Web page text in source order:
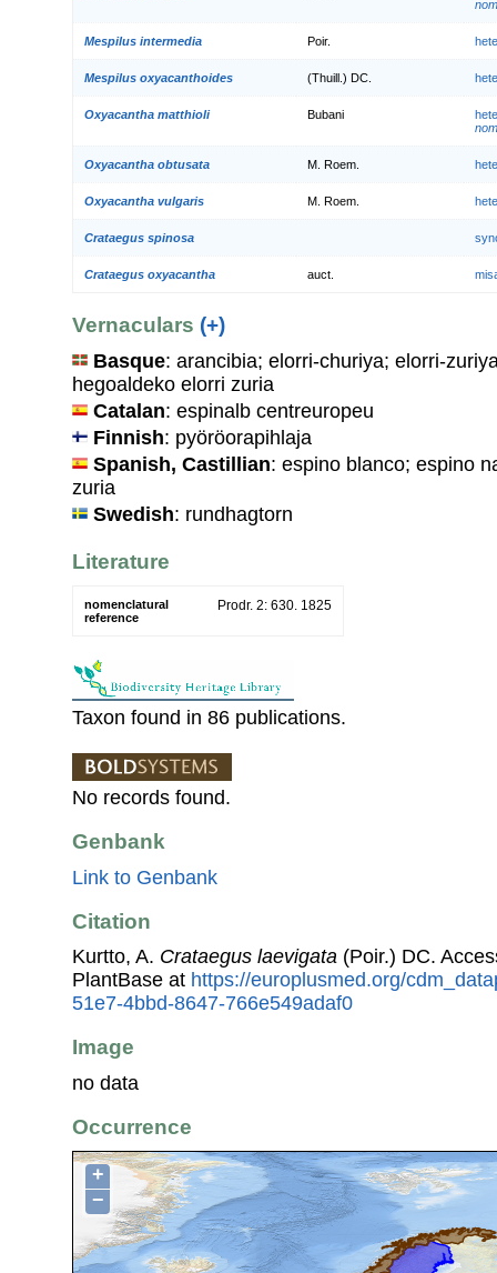
Mespilus intermedia Poir.
Mespilus oxyacanthoides (Thuill.) DC.
Oxyacantha matthioli Bubani
Oxyacantha obtusata M. Roem.
Oxyacantha vulgaris M. Roem.
Crataegus spinosa
Crataegus oxyacantha auct.
Vernaculars (+)
Basque: arancibia; elorri-churiya; elorri-
hegoaldeko elorri zuria
Catalan: espinalb centreuropeu
Finnish: pyöröorapihlaja
Spanish, Castillian: espino blanco; espino
zuria
Swedish: rundhagtorn
Literature
nomenclatural
reference
Prodr. 2: 630. 1825
Taxon found in 86 publications.
No records found.
Genbank
Link to Genbank
Citation
Kurtto, A. Crataegus laevigata (Poir.) DC.
PlantBase at https://europlusmed.org/
51e7-4bbd-8647-766e549adaf0
Image
no data
Occurrence
+
−